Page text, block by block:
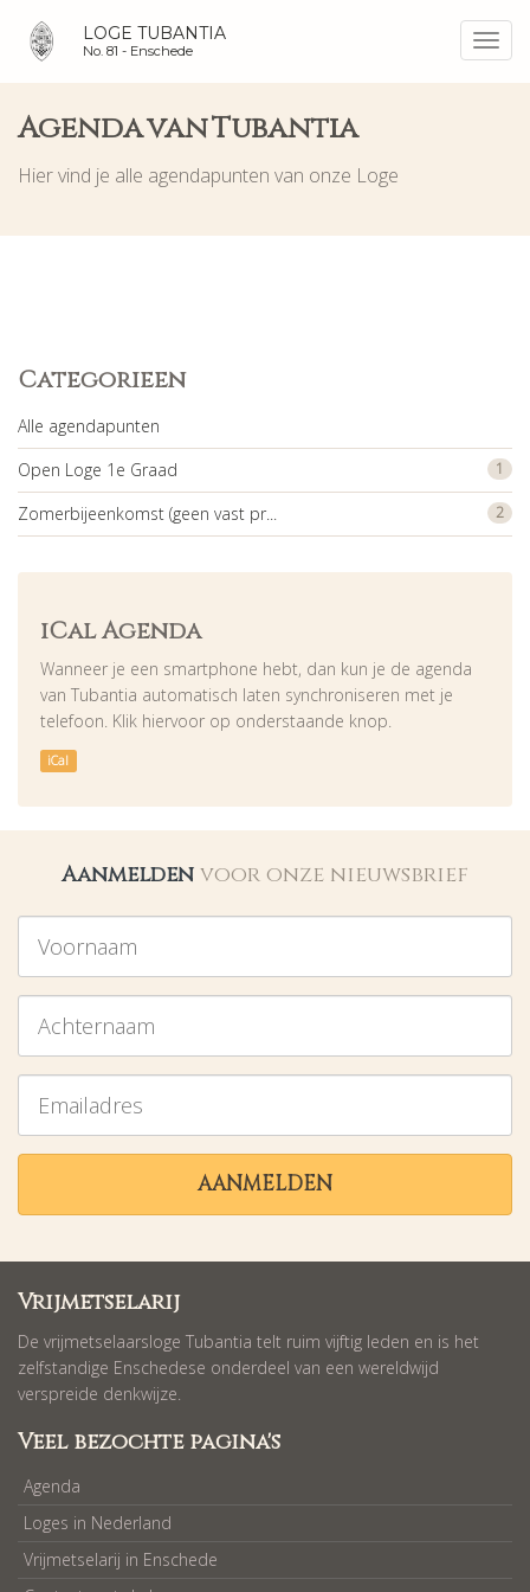
LOGE TUBANTIA
No. 81 - Enschede
Agenda van Tubantia
Hier vind je alle agendapunten van onze Loge
Categorieen
Alle agendapunten
Open Loge 1e Graad
1
Zomerbijeenkomst (geen vast pr... 2
iCal Agenda
Wanneer je een smartphone hebt, dan kun je de agenda
van Tubantia automatisch laten synchroniseren met je
telefoon. Klik hiervoor op onderstaande knop.
iCal
Aanmelden voor onze nieuwsbrief
Voornaam
Achternaam
Emailadres
AANMELDEN
Vrijmetselarij
De vrijmetselaarsloge Tubantia telt ruim vijftig leden en is het
zelfstandige Enschedese onderdeel van een wereldwijd
verspreide denkwijze.
Veel bezochte pagina's
Agenda
Loges in Nederland
Vrijmetselarij in Enschede